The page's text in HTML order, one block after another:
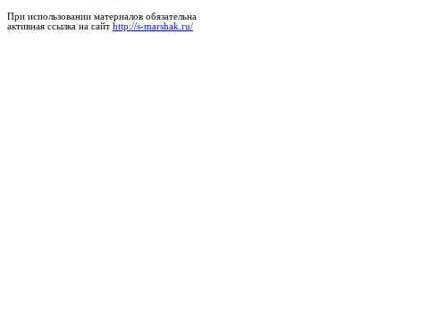
При использовании материалов обязательна
активная ссылка на сайт http://s-marshak.ru/